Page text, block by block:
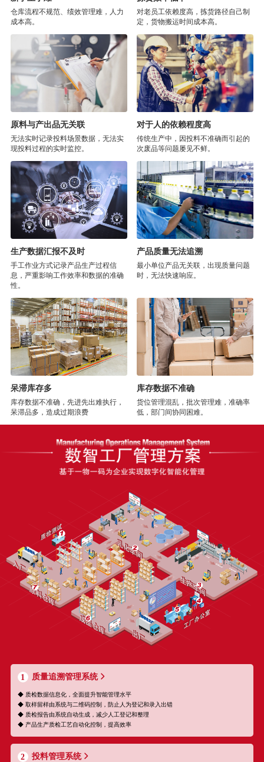
仓库流程不规范、绩效管理难，人力
成本高。
对老员工依赖度高，拣货路径自己制
定，货物搬运时间成本高。
原料与产出品无关联
无法实时记录投料场景数据，无法实
现投料过程的实时监控。
对于人的依赖程度高
传统生产中，因投料不准确而引起的
次废品等问题屡见不鲜。
生产数据汇报不及时
手工作业方式记录产品生产过程信
息，严重影响工作效率和数据的准确
性。
产品质量无法追溯
最小单位产品无关联，出现质量问题
时，无法快速响应。
呆滞库存多
库存数据不准确，先进先出难执行，
呆滞品多，造成过期浪费
库存数据不准确
货位管理混乱，批次管理难，准确率
低，部门间协同困难。
1 质量追溯管理系统
◆ 质检数据信息化，全面提升智能管理水平
◆ 取样留样由系统与二维码控制，防止人为登记和录入出错
◆ 质检报告由系统自动生成，减少人工登记和整理
◆ 产品生产质检工艺自动化控制，提高效率
2 投料管理系统